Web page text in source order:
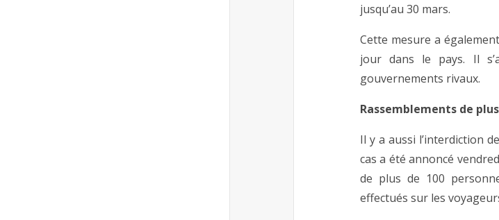
jusqu’au 30 mars.
Cette mesure a
jour dans le pays. Il
gouvernements rivaux.
Rassemblements de
Il y a aussi l’interdiction
cas a été annoncé
de plus de 100
effectués sur les